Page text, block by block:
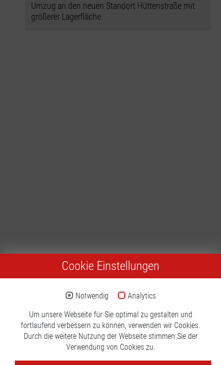
Umzug an den neuen Standort Hüttenstraße mit
größerer Lagerfläche.
Cookie Einstellungen
Notwendig
Analytics
Um unsere Webseite für Sie optimal zu gestalten und
fortlaufend verbessern zu können, verwenden wir Cookies.
Durch die weitere Nutzung der Webseite stimmen Sie der
Verwendung von Cookies zu.